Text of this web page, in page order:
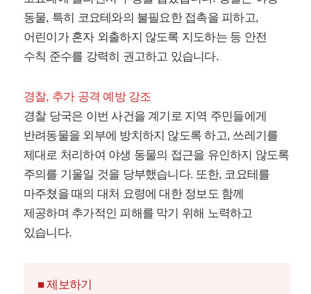
동물, 특히 코요테와의 불필요한 접촉을 피하고,
어린이가 혼자 외출하지 않도록 지도하는 등 안전
수칙 준수를 강력히 권고하고 있습니다.
경찰, 추가 공격 예방 강조
경찰 당국은 이번 사건을 계기로 지역 주민들에게
반려동물을 외부에 방치하지 않도록 하고, 쓰레기를
제대로 처리하여 야생 동물의 접근을 유인하지 않도록
주의를 기울일 것을 당부했습니다. 또한, 코요테를
마주쳤을 때의 대처 요령에 대한 정보도 함께
제공하며 추가적인 피해를 막기 위해 노력하고
있습니다.
■ 제보하기